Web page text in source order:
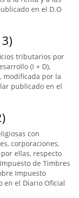
en el D.O
tributarios por
(I + D),
modificada por la
publicado en el
con
corporaciones,
ellas, respecto
de Timbres
Impuesto
en el Diario Oficial